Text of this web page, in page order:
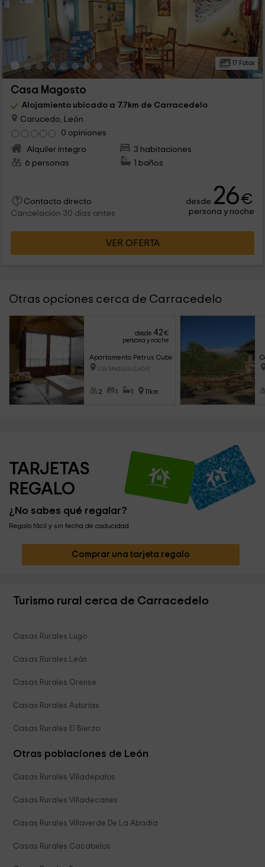
17 Fotos
Casa Magosto
Alojamiento ubicado a 7.7km de Carracedelo
Carucedo, León
0 opiniones
Alquiler íntegro
3 habitaciones
6 personas
1 baños
Contacto directo
Cancelación 30 días antes
desde 26€
persona y noche
VER OFERTA
Otras opciones cerca de Carracedelo
desde 42€
persona y noche
Apartamento Petrus Cubiculum
Las Medulas (León)
2 1 1 11km
TARJETAS
REGALO
¿No sabes qué regalar?
Regalo fácil y sin fecha de caducidad
Comprar una tarjeta regalo
Turismo rural cerca de Carracedelo
Casas Rurales Lugo
Casas Rurales León
Casas Rurales Orense
Casas Rurales Asturias
Casas Rurales El Bierzo
Otras poblaciones de León
Casas Rurales Villadepalos
Casas Rurales Villadecanes
Casas Rurales Villaverde De La Abadia
Casas Rurales Cacabelos